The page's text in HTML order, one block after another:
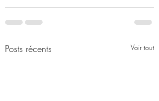
Posts récents Voir tout